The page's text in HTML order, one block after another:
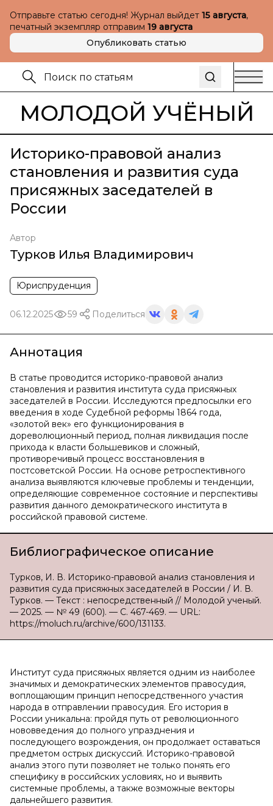
Отправьте статью сегодня! Журнал выйдет 15 августа,
печатный экземпляр отправим 19 августа
Опубликовать статью
МОЛОДОЙ УЧЁНЫЙ
Историко-правовой анализ
становления и развития суда
присяжных заседателей в
России
Автор
Турков Илья Владимирович
Юриспруденция
06.12.2025 59 Поделиться
Аннотация
В статье проводится историко-правовой анализ
становления и развития института суда присяжных
заседателей в России. Исследуются предпосылки его
введения в ходе Судебной реформы 1864 года,
«золотой век» его функционирования в
дореволюционный период, полная ликвидация после
прихода к власти большевиков и сложный,
противоречивый процесс восстановления в
постсоветской России. На основе ретроспективного
анализа выявляются ключевые проблемы и тенденции,
определяющие современное состояние и перспективы
развития данного демократического института в
российской правовой системе.
Библиографическое описание
Турков, И. В. Историко-правовой анализ становления и
развития суда присяжных заседателей в России / И. В.
Турков. — Текст : непосредственный // Молодой ученый.
— 2025. — № 49 (600). — С. 467-469. — URL:
https://moluch.ru/archive/600/131133.
Институт суда присяжных является одним из наиболее
значимых и демократических элементов правосудия,
воплощающим принцип непосредственного участия
народа в отправлении правосудия. Его история в
России уникальна: пройдя путь от революционного
нововведения до полного упразднения и
последующего возрождения, он продолжает оставаться
предметом острых дискуссий. Историко-правовой
анализ этого пути позволяет не только понять его
специфику в российских условиях, но и выявить
системные проблемы, а также возможные векторы
дальнейшего развития.